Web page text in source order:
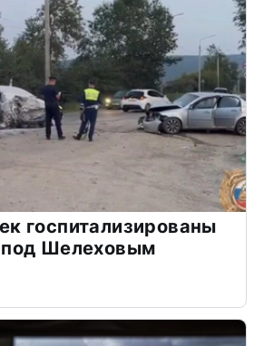
госпитализированы
под Шелеховым